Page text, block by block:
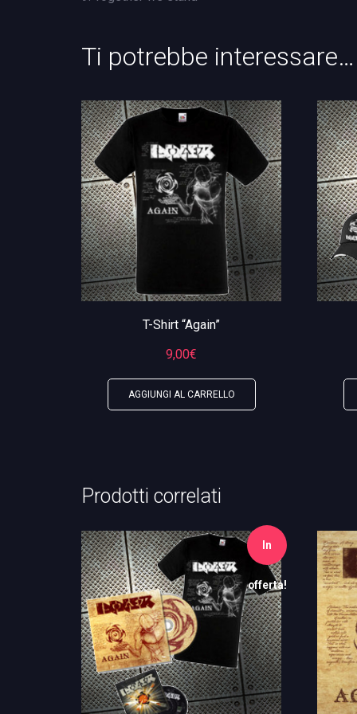
Ti potrebbe interessare…
T-Shirt “Again”
9,00€
AGGIUNGI AL CARRELLO
Prodotti correlati
In
offerta!